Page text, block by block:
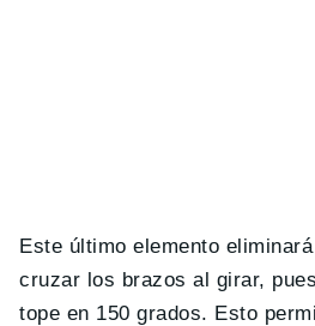
Este último elemento
cruzar los brazos al girar,
tope en 150 grados. Esto